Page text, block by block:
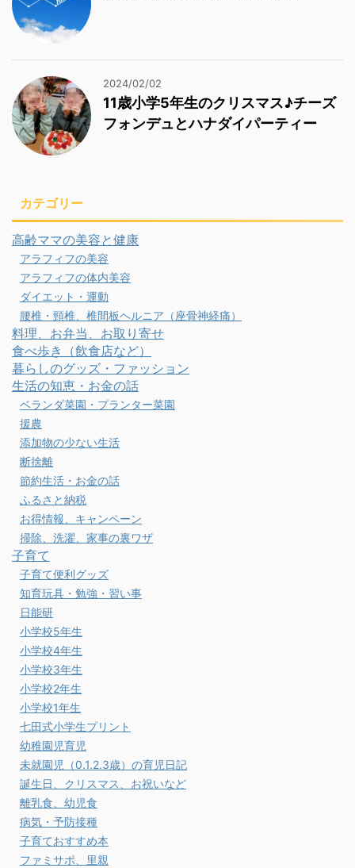
2024/02/02
11歳小学5年生のクリスマス♪チーズ
フォンデュとハナダイパーティー
カテゴリー
高齢ママの美容と健康
アラフィフの美容
アラフィフの体内美容
ダイエット・運動
腰椎・頸椎、椎間板ヘルニア（座骨神経痛）
料理、お弁当、お取り寄せ
食べ歩き（飲食店など）
暮らしのグッズ・ファッション
生活の知恵・お金の話
ベランダ菜園・プランター菜園
援農
添加物の少ない生活
断捨離
節約生活・お金の話
ふるさと納税
お得情報、キャンペーン
掃除、洗濯、家事の裏ワザ
子育て
子育て便利グッズ
知育玩具・勉強・習い事
日能研
小学校5年生
小学校4年生
小学校3年生
小学校2年生
小学校1年生
七田式小学生プリント
幼稚園児育児
未就園児（0.1.2.3歳）の育児日記
誕生日、クリスマス、お祝いなど
離乳食、幼児食
病気・予防接種
子育ておすすめ本
ファミサポ、里親